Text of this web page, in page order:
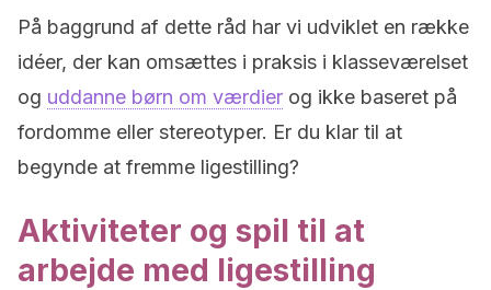
På baggrund af dette råd har vi udviklet en række
idéer, der kan omsættes i praksis i klasseværelset
og uddanne børn om værdier og ikke baseret på
fordomme eller stereotyper. Er du klar til at
begynde at fremme ligestilling?
Aktiviteter og spil til at
arbejde med ligestilling